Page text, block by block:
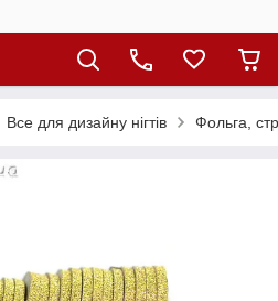
Все для дизайну нігтів Фольга,